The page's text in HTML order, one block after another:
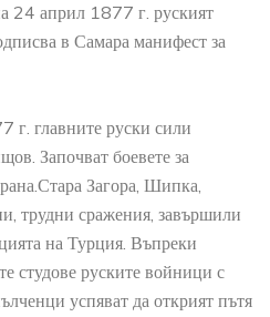
24 април 1877 г. руският
в Самара манифест за
главните руски сили
Започват боевете за
Загора, Шипка,
трудни сражения, завършили
на Турция. Въпреки
студове руските войници с
успяват да открият пътя